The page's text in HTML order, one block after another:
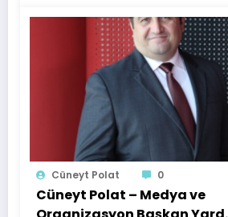
Cüneyt Polat 0
Cüneyt Polat – Medya ve